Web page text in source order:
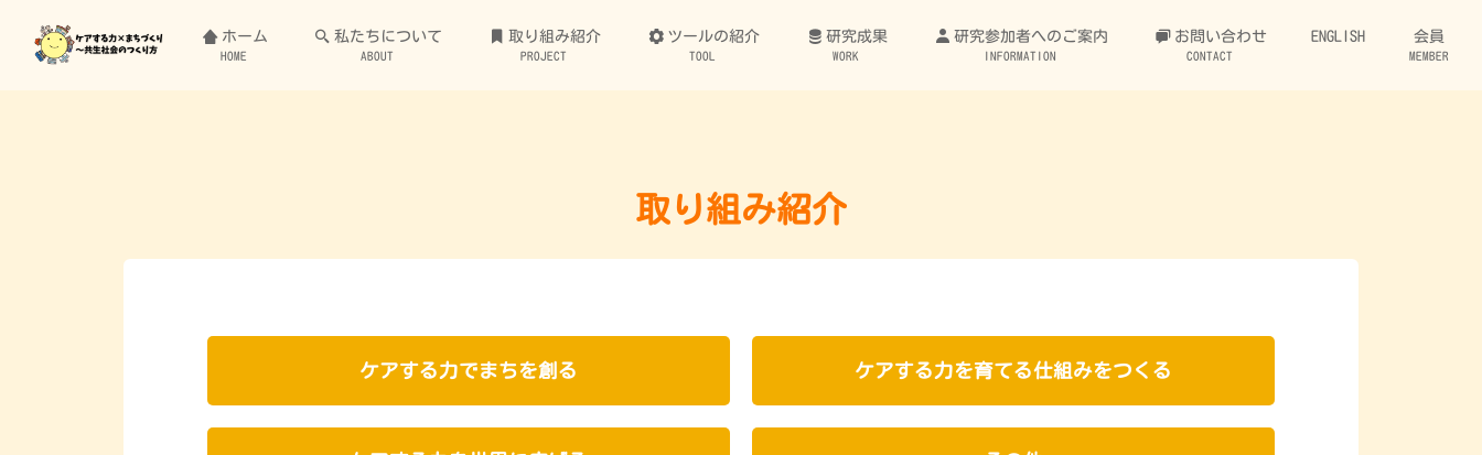
ホーム
HOME
私たちについて
ABOUT
取り組み紹介
PROJECT
ツールの紹介
TOOL
研究成果
WORK
研究参加者へのご案内
INFORMATION
お問い合わせ
CONTACT
ENGLISH 会員
MEMBER
取り組み紹介
ケアする力でまちを創る ケアする力を育てる仕組みをつくる